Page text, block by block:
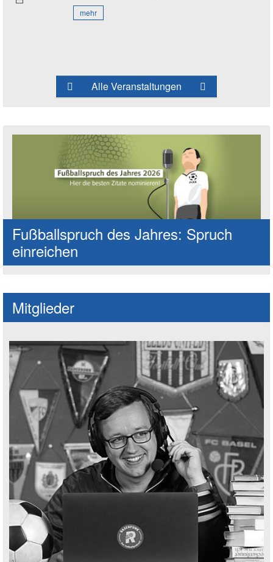
mehr
Alle Veranstaltungen
Fußballspruch des Jahres: Spruch
einreichen
Mitglieder